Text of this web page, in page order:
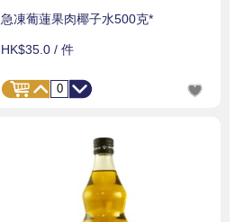
急凍葡蓮果肉椰子水500克*
HK$35.0 / 件